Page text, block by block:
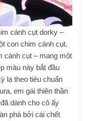
cánh cụt dorky –
con chim cánh cụt,
cánh cụt – mang một
màu này bắt đầu
lạ theo tiêu chuẩn
em gái thiên thần
dành cho cô ấy
phá bởi cái chết